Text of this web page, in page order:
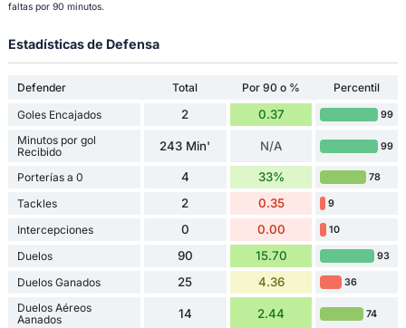
faltas por 90 minutos.
Estadísticas de Defensa
Defender Total Por 90 o %
Percentil
Goles Encajados
2 0.37 99
Minutos por gol
Recibido
243 Min' N/A 99
Porterías a 0 4 33% 78
Tackles 2 0.35 9
Intercepciones 0 0.00 10
Duelos 90 15.70 93
Duelos Ganados 25 4.36 36
Duelos Aéreos
Aanados
14 2.44 74